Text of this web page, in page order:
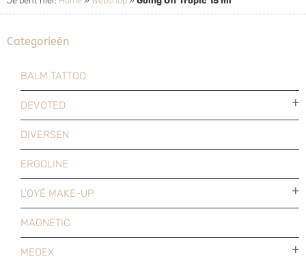
Categorieën
BALM TATTOO
DEVOTED
DIVERSEN
ERGOLINE
L'OYÉ MAKE-UP
MAGNETIC
MEDEX